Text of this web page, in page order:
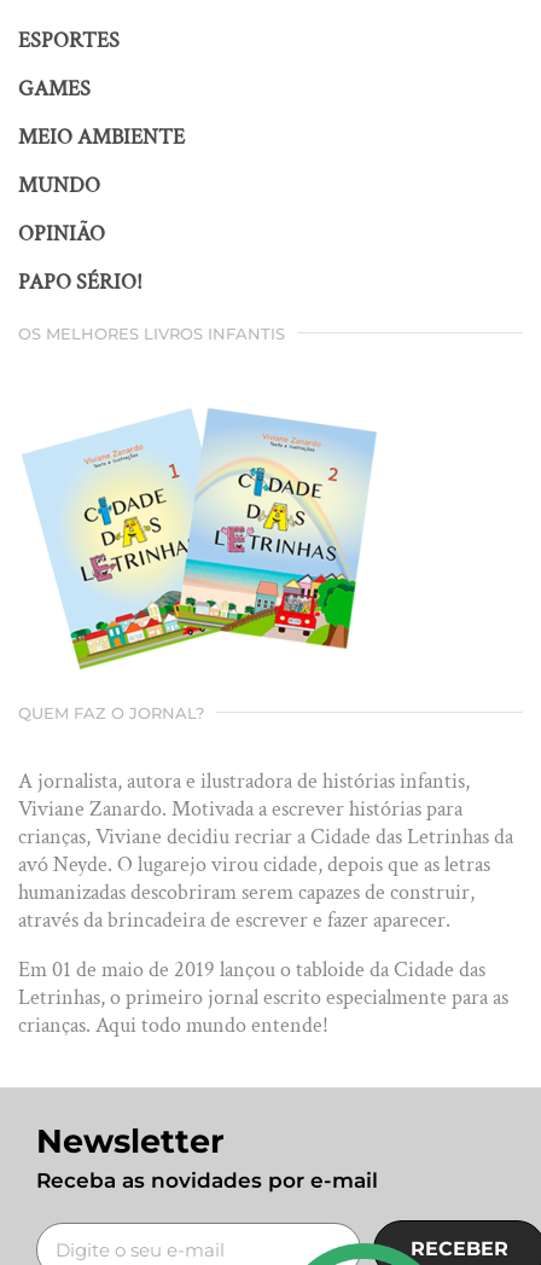
ESPORTES
GAMES
MEIO AMBIENTE
MUNDO
OPINIÃO
PAPO SÉRIO!
OS MELHORES LIVROS INFANTIS
QUEM FAZ O JORNAL?
A jornalista, autora e ilustradora de histórias infantis,
Viviane Zanardo. Motivada a escrever histórias para
crianças, Viviane decidiu recriar a Cidade das Letrinhas da
avó Neyde. O lugarejo virou cidade, depois que as letras
humanizadas descobriram serem capazes de construir,
através da brincadeira de escrever e fazer aparecer.
Em 01 de maio de 2019 lançou o tabloide da Cidade das
Letrinhas, o primeiro jornal escrito especialmente para as
crianças. Aqui todo mundo entende!
Newsletter
Receba as novidades por e-mail
RECEBER